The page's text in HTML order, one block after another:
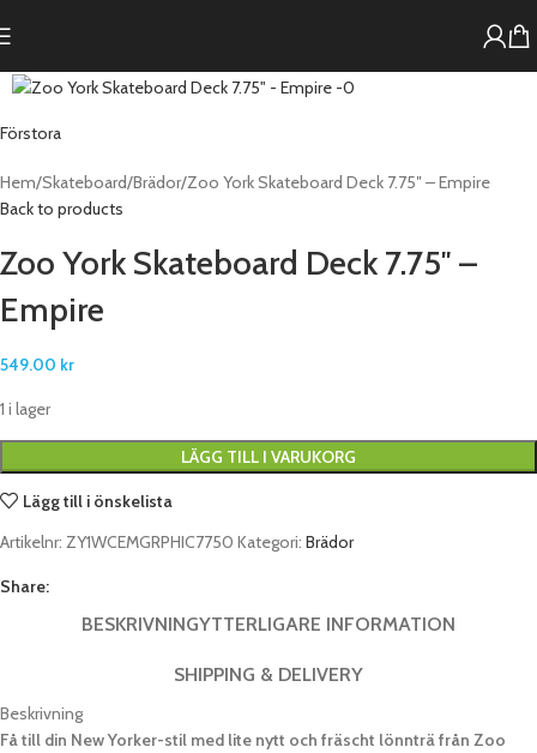
Förstora
Hem Skateboard Brädor Zoo York Skateboard Deck 7.75″ – Empire
Back to products
Zoo York Skateboard Deck 7.75″ –
Empire
549.00 kr
1 i lager
LÄGG TILL I VARUKORG
Lägg till i önskelista
Artikelnr: ZY1WCEMGRPHIC7750 Kategori: Brädor
Share:
BESKRIVNINGYTTERLIGARE INFORMATION
SHIPPING & DELIVERY
Beskrivning
Få till din New Yorker-stil med lite nytt och fräscht lönnträ från Zoo